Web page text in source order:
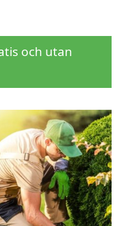
och utan